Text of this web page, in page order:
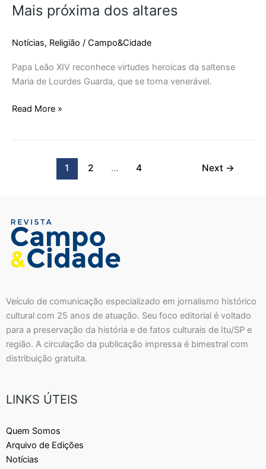
Mais próxima dos altares
Notícias, Religião / Campo&Cidade
Papa Leão XIV reconhece virtudes heroicas da saltense
Maria de Lourdes Guarda, que se torna venerável.
Read More »
1 2 … 4 Next →
Veículo de comunicação especializado em jornalismo histórico
cultural com 25 anos de atuação. Seu foco editorial é voltado
para a preservação da história e de fatos culturais de Itu/SP e
região. A circulação da publicação impressa é bimestral com
distribuição gratuita.
LINKS ÚTEIS
Quem Somos
Arquivo de Edições
Notícias